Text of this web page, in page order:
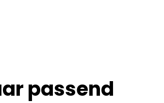
passend